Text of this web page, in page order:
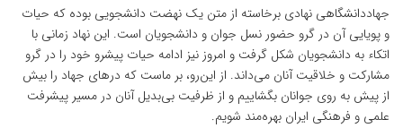
جهاددانشگاهی نهادی برخاسته از متن یک نهضت دانشجویی بوده که حیات
و پویایی آن در گرو حضور نسل جوان و دانشجویان است. این نهاد زمانی با
اتکاء به دانشجویان شکل گرفت و امروز نیز ادامه حیات پیشرو خود را در گرو
مشارکت و خلاقیت آنان می‌داند. از این‌رو، بر ماست که درهای جهاد را بیش
از پیش به روی جوانان بگشاییم و از ظرفیت بی‌بدیل آنان در مسیر پیشرفت
علمی و فرهنگی ایران بهره‌مند شویم.